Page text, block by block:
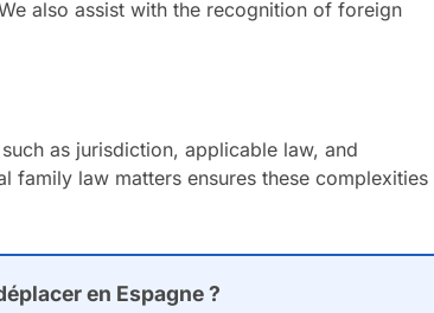
also assist with the recognition of foreign
as jurisdiction, applicable law, and
family law matters ensures these complexities
en Espagne ?